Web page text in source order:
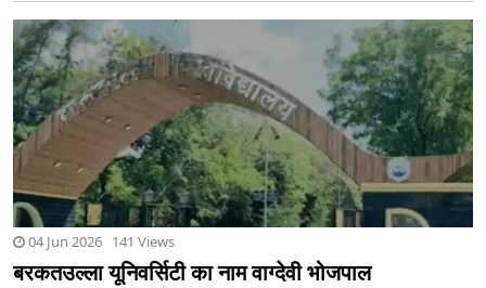
04 Jun 2026 141 Views
बरकतउल्ला यूनिवर्सिटी का नाम वाग्देवी भोजपाल